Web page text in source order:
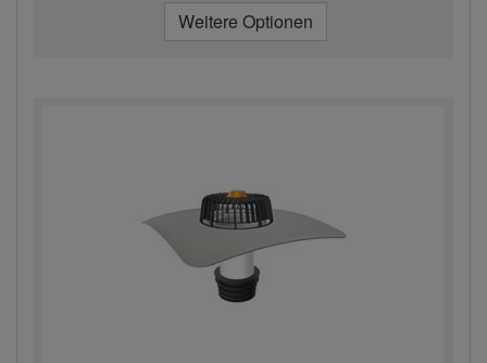
Weitere Optionen